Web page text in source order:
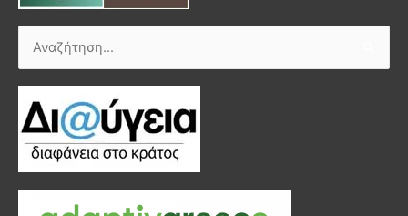
Αναζήτηση